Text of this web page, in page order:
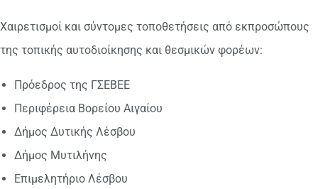
Χαιρετισμοί και σύντομες τοποθετήσεις από εκπροσώπους
της τοπικής αυτοδιοίκησης και θεσμικών φορέων:
Πρόεδρος της ΓΣΕΒΕΕ
Περιφέρεια Βορείου Αιγαίου
Δήμος Δυτικής Λέσβου
Δήμος Μυτιλήνης
Επιμελητήριο Λέσβου